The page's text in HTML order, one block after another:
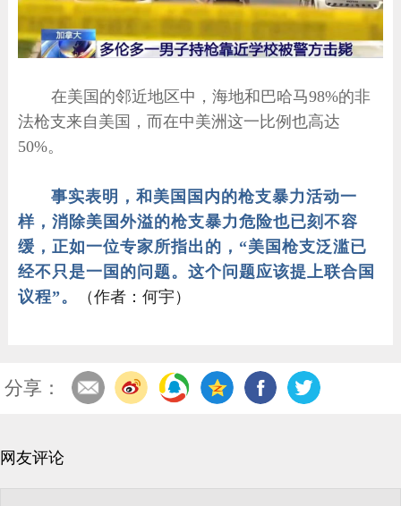
在美国的邻近地区中，海地和巴哈马98%的非
法枪支来自美国，而在中美洲这一比例也高达
50%。
事实表明，和美国国内的枪支暴力活动一
样，消除美国外溢的枪支暴力危险也已刻不容
缓，正如一位专家所指出的，“美国枪支泛滥已
经不只是一国的问题。这个问题应该提上联合国
议程”。
（作者：何宇）
分享：
网友评论